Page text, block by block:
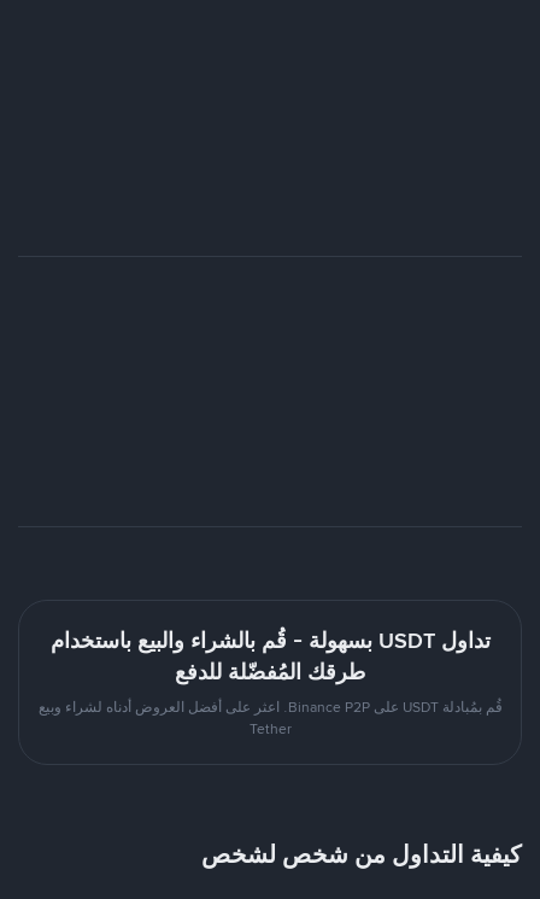
تداول USDT بسهولة - قُم بالشراء والبيع باستخدام
طرقك المُفضّلة للدفع
قُم بمُبادلة USDT على Binance P2P. اعثر على أفضل العروض أدناه لشراء وبيع
Tether
كيفية التداول من شخص لشخص